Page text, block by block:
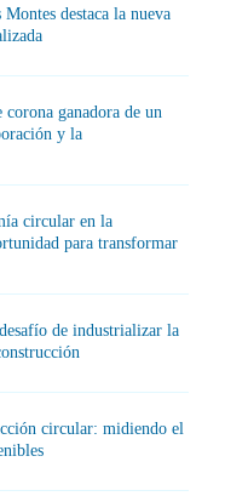
destaca la nueva
ganadora de un
y la
circular en la
para transformar
de industrializar la
circular: midiendo el